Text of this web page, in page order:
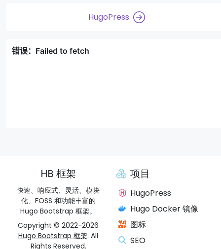
HugoPress
HB 框架
快速、响应式、灵活、模块
化、FOSS 和功能丰富的
Hugo Bootstrap 框架。
Copyright © 2022-2026
Hugo Bootstrap 框架. All
Rights Reserved.
项目
HugoPress
Hugo Docker 镜像
图标
SEO